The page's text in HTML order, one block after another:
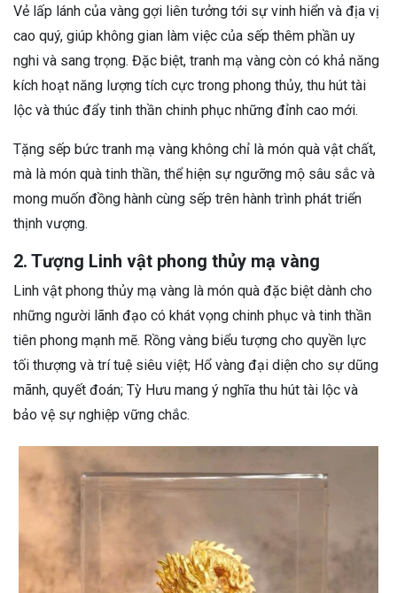
Vẻ lấp lánh của vàng gợi liên tưởng tới sự vinh hiển và địa vị
cao quý, giúp không gian làm việc của sếp thêm phần uy
nghi và sang trọng. Đặc biệt, tranh mạ vàng còn có khả năng
kích hoạt năng lượng tích cực trong phong thủy, thu hút tài
lộc và thúc đẩy tinh thần chinh phục những đỉnh cao mới.
Tặng sếp bức tranh mạ vàng không chỉ là món quà vật chất,
mà là món quà tinh thần, thể hiện sự ngưỡng mộ sâu sắc và
mong muốn đồng hành cùng sếp trên hành trình phát triển
thịnh vượng.
2. Tượng Linh vật phong thủy mạ vàng
Linh vật phong thủy mạ vàng là món quà đặc biệt dành cho
những người lãnh đạo có khát vọng chinh phục và tinh thần
tiên phong mạnh mẽ. Rồng vàng biểu tượng cho quyền lực
tối thượng và trí tuệ siêu việt; Hổ vàng đại diện cho sự dũng
mãnh, quyết đoán; Tỳ Hưu mang ý nghĩa thu hút tài lộc và
bảo vệ sự nghiệp vững chắc.